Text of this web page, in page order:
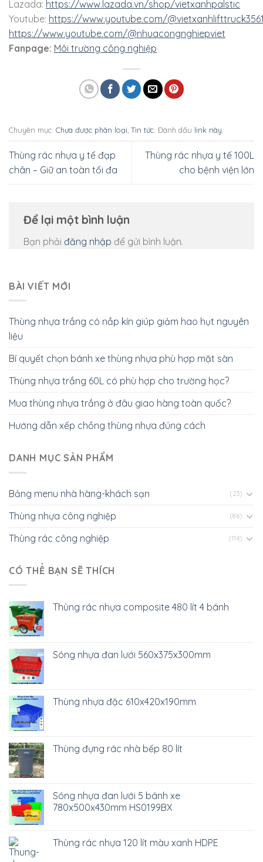
Lazada: https://www.lazada.vn/shop/vietxanhpalstic
Youtube: https://www.youtube.com/
https://www.youtube.com/@nhuacongnghiepviet
Fanpage: Môi trường công nghiệp
Chuyên mục: Chưa được phân loại, Tin tức. Đánh dấu link này.
Thùng rác nhựa y tế đạp
chân – Giữ an toàn tối đa
Thùng rác nhựa y tế 100L
cho bệnh viện lớn
Để lại một bình luận
Bạn phải đăng nhập để gửi bình luận.
BÀI VIẾT MỚI
Thùng nhựa trắng có nắp kín giúp giảm hao hụt nguyên
liệu
Bí quyết chọn bánh xe thùng nhựa phù hợp mặt sàn
Thùng nhựa trắng 60L có phù hợp cho trường học?
Mua thùng nhựa trắng ở đâu giao hàng toàn quốc?
Hướng dẫn xếp chồng thùng nhựa đúng cách
DANH MỤC SẢN PHẨM
Bảng menu nhà hàng-khách sạn (23)
Thùng nhựa công nghiệp (86)
Thùng rác công nghiệp (114)
CÓ THỂ BẠN SẼ THÍCH
Thùng rác nhựa composite 480 lít 4 bánh
Sóng nhựa đan lưới 560x375x300mm
Thùng nhựa đặc 610x420x190mm
Thùng đựng rác nhà bếp 80 lít
Sóng nhựa đan lưới 5 bánh xe
780x500x430mm HS0199BX
Thùng rác nhựa 120 lít màu xanh HDPE